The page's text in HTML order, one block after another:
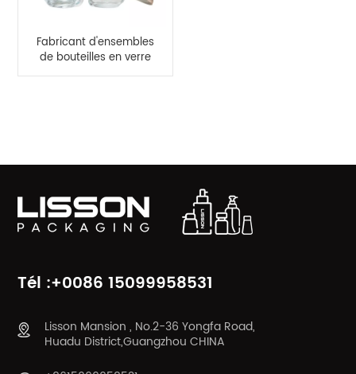
Fabricant d'ensembles
de bouteilles en verre
à capuchon de
Tél :+0086 15099958531
Lisson Mansion , No.2-36 Yongfa Road,
Huadu District,Guangzhou CHINA